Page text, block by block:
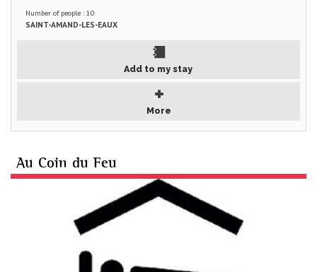
Number of people : 10
SAINT-AMAND-LES-EAUX
Add to my stay
More
Au Coin du Feu